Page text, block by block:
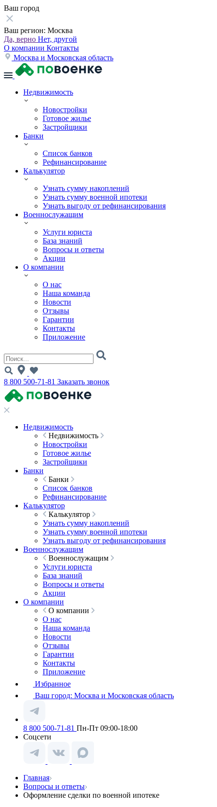
Ваш город
Ваш регион: Москва
Да, верно Нет, другой
О компании Контакты
Москва и Московская область
Недвижимость
Новостройки
Готовое жилье
Застройщики
Банки
Список банков
Рефинансирование
Калькулятор
Узнать сумму накоплений
Узнать сумму военной ипотеки
Узнать выгоду от рефинансирования
Военнослужащим
Услуги юриста
База знаний
Вопросы и ответы
Акции
О компании
О нас
Наша команда
Новости
Отзывы
Гарантии
Контакты
Приложение
8 800 500-71-81 Заказать звонок
Недвижимость
Недвижимость
Новостройки
Готовое жилье
Застройщики
Банки
Банки
Список банков
Рефинансирование
Калькулятор
Калькулятор
Узнать сумму накоплений
Узнать сумму военной ипотеки
Узнать выгоду от рефинансирования
Военнослужащим
Военнослужащим
Услуги юриста
База знаний
Вопросы и ответы
Акции
О компании
О компании
О нас
Наша команда
Новости
Отзывы
Гарантии
Контакты
Приложение
Избранное
Ваш город: Москва и Московская область
8 800 500-71-81 Пн-Пт 09:00-18:00
Соцсети
Главная
Вопросы и ответы
Оформление сделки по военной ипотеке